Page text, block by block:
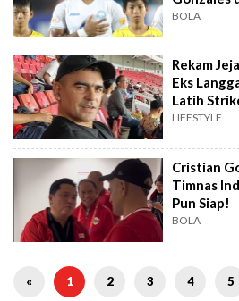
Apanya?
BOLA
Rekam
Eks
Latih
Biar Lebih
LIFESTYLE
Cristian
Timnas
Pun Siap!
BOLA
« 1 2 3 4 5